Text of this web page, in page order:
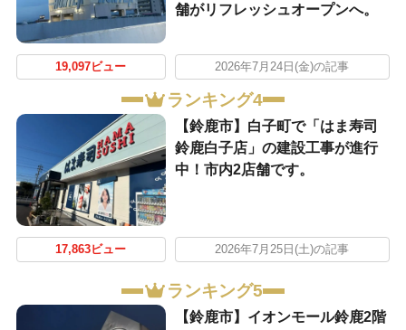
舗がリフレッシュオープンへ。
19,097ビュー 2026年7月24日(金)の記事
ランキング4
【鈴鹿市】白子町で「はま寿司
鈴鹿白子店」の建設工事が進行
中！市内2店舗です。
17,863ビュー 2026年7月25日(土)の記事
ランキング5
【鈴鹿市】イオンモール鈴鹿2階